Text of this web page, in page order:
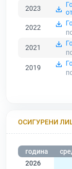
2023
2022
2021
2019
ОСИГУРЕНИ
година
2026